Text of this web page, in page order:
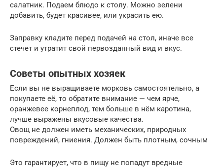
салатник. Подаем блюдо к столу. Можно зелени
добавить, будет красивее, или украсить ею.
Заправку кладите перед подачей на стол, иначе все
стечет и утратит свой первозданный вид и вкус.
Советы опытных хозяек
Если вы не выращиваете морковь самостоятельно, а
покупаете её, то обратите внимание — чем ярче,
оранжевее корнеплод, тем больше в нём каротина,
лучше выражены вкусовые качества.
Овощ не должен иметь механических, природных
повреждений, гниения. Должен быть плотным, сочным
Это гарантирует, что в пищу не попадут вредные